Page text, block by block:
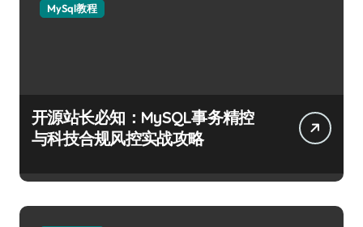
MySql教程
开源站长必知：MySQL事务精控
与科技合规风控实战攻略